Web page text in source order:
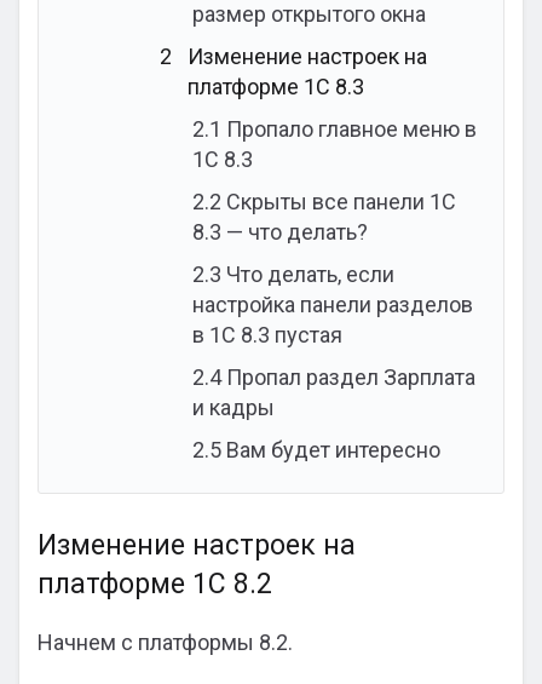
размер открытого окна
2
Изменение настроек на
платформе 1С 8.3
2.1 Пропало главное меню в
1С 8.3
2.2 Скрыты все панели 1С
8.3 — что делать?
2.3 Что делать, если
настройка панели разделов
в 1С 8.3 пустая
2.4Пропал раздел Зарплата
и кадры
2.5 Вам будет интересно
Изменение настроек на
платформе 1С 8.2
Начнем с платформы 8.2.